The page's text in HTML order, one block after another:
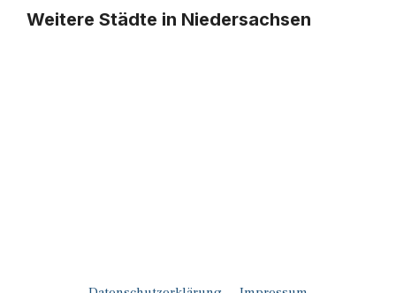
Weitere Städte in Niedersachsen